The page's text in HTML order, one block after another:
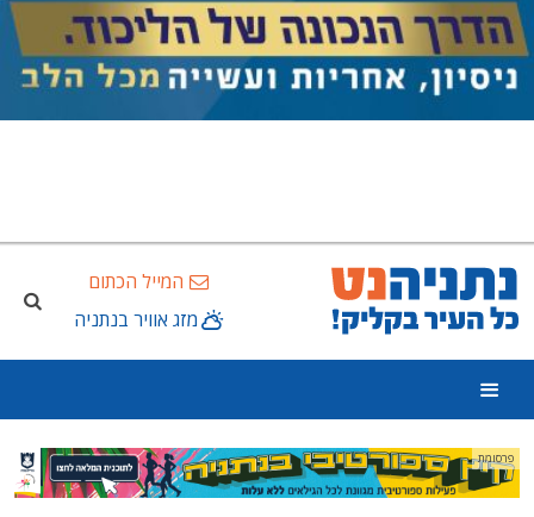
המייל הכתום
מזג אוויר בנתניה
פרסומת